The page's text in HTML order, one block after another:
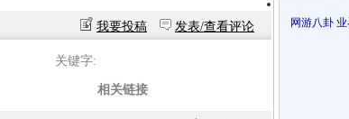
我要投稿 发表/查看评论
关键字:
相关链接
网游八卦